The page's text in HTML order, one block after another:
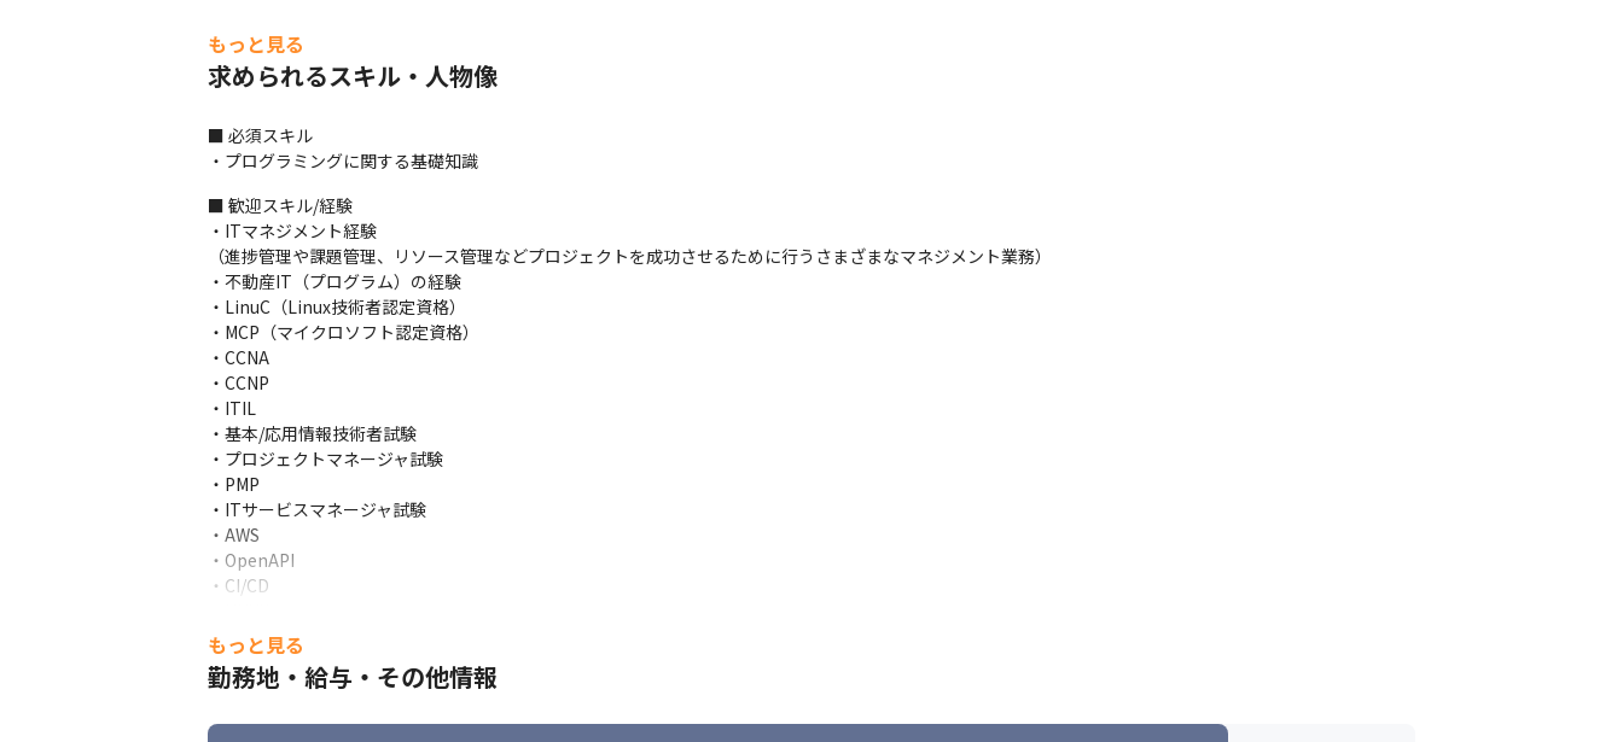
もっと見る
求められるスキル・人物像
■ 必須スキル
・プログラミングに関する基礎知識
■ 歓迎スキル/経験
・ITマネジメント経験
（進捗管理や課題管理、リソース管理などプロジェクトを成功させるために行うさまざまなマネジメント業務）
・不動産IT（プログラム）の経験
・LinuC（Linux技術者認定資格）
・MCP（マイクロソフト認定資格）
・CCNA
・CCNP
・ITIL
・基本/応用情報技術者試験
・プロジェクトマネージャ試験
・PMP
・ITサービスマネージャ試験
・AWS
・OpenAPI
・CI/CD
・Figma等
・AI
・Amazon Linux 2023
もっと見る
勤務地・給与・その他情報